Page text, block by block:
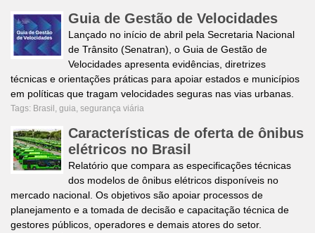
Guia de Gestão de Velocidades
Lançado no início de abril pela Secretaria Nacional
de Trânsito (Senatran), o Guia de Gestão de
Velocidades apresenta evidências, diretrizes
técnicas e orientações práticas para apoiar estados e municípios
em políticas que tragam velocidades seguras nas vias urbanas.
Tags: Brasil, guia, segurança viária
Características de oferta de ônibus
elétricos no Brasil
Relatório que compara as especificações técnicas
dos modelos de ônibus elétricos disponíveis no
mercado nacional. Os objetivos são apoiar processos de
planejamento e a tomada de decisão e capacitação técnica de
gestores públicos, operadores e demais atores do setor.